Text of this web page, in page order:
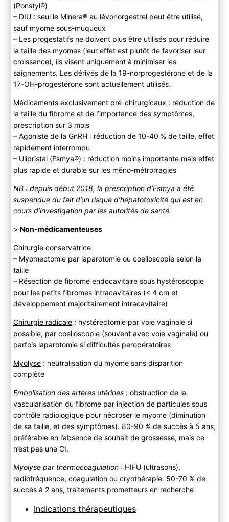
(Ponstyl®)
– DIU : seul le Minera® au lévonorgestrel peut être utilisé,
sauf myome sous-muqueux
– Les progestatifs ne doivent plus être utilisés pour réduire
la taille des myomes (leur effet est plutôt de favoriser leur
croissance), ils visent uniquement à minimiser les
saignements. Les dérivés de la 19-norprogestérone et de la
17-OH-progestérone sont actuellement utilisés.
Médicaments exclusivement pré-chirurgicaux : réduction de
la taille du fibrome et de l’importance des symptômes,
prescription sur 3 mois
– Agoniste de la GnRH : réduction de 10-40 % de taille, effet
rapidement interrompu
– Ulipristal (Esmya®) : réduction moins importante mais effet
plus rapide et durable sur les méno-métrorragies
NB : depuis début 2018, la prescription d’Esmya a été
suspendue du fait d’un risque d’hépatotoxicité qui est en
cours d’investigation par les autorités de santé.
> Non-médicamenteuses
Chirurgie conservatrice
– Myomectomie par laparotomie ou coelioscopie selon la
taille
– Résection de fibrome endocavitaire sous hystéroscopie
pour les petits fibromes intracavitaires (< 4 cm et
développement majoritairement intracavitaire)
Chirurgie radicale: hystérectomie par voie vaginale si
possible, par coelioscopie (souvent avec voie vaginale) ou
parfois laparotomie si difficultés peropératoires
Myolyse: neutralisation du myome sans disparition
complète
Embolisation des artères utérines: obstruction de la
vascularisation du fibrome par injection de particules sous
contrôle radiologique pour nécroser le myome (diminution
de sa taille, et des symptômes). 80-90 % de succès à 5 ans,
préférable en l’absence de souhait de grossesse, mais ce
n’est pas une CI.
Myolyse par thermocoagulation: HIFU (ultrasons),
radiofréquence, coagulation ou cryothérapie. 50-70 % de
succès à 2 ans, traitements prometteurs en recherche
Indications thérapeutiques